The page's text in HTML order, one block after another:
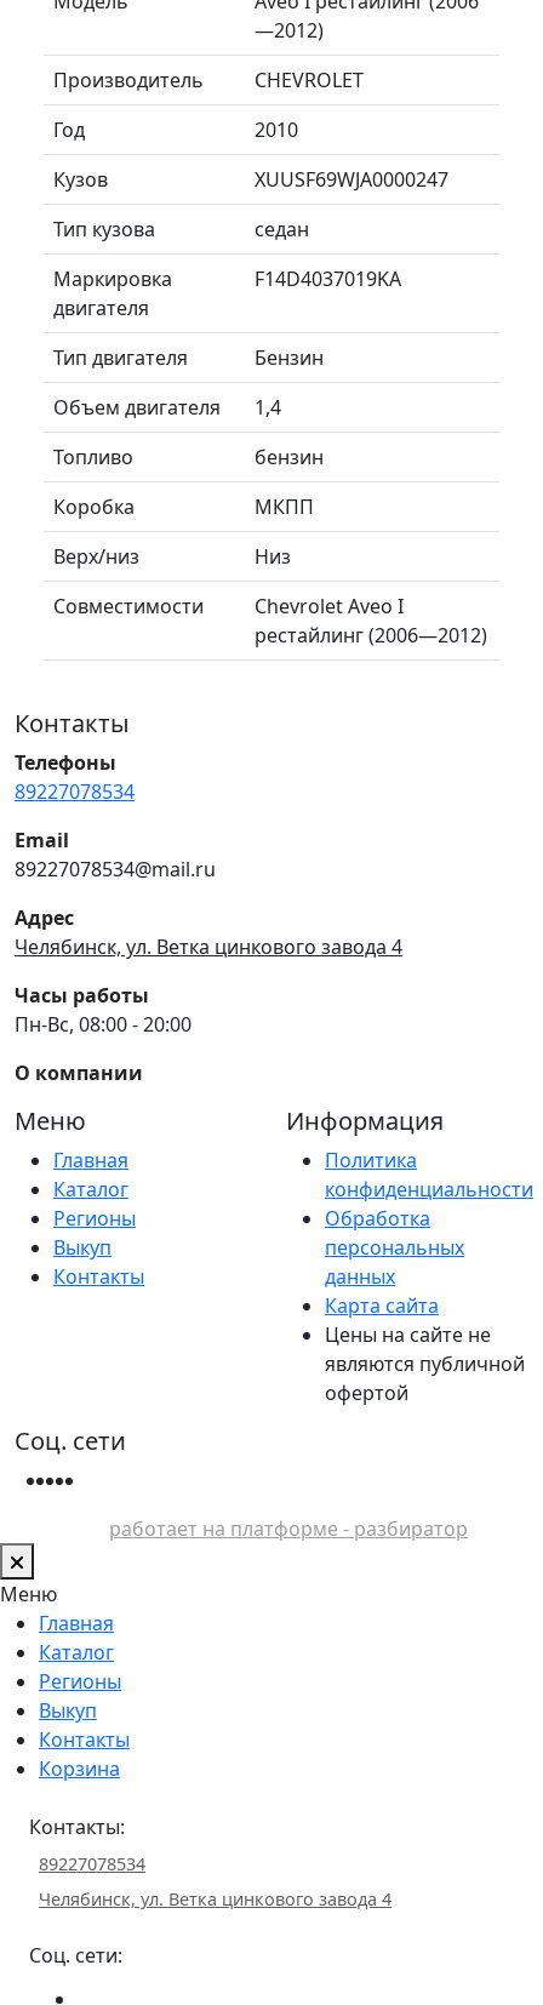
—2012)
Производитель
CHEVROLET
Год
2010
Кузов
XUUSF69WJA0000247
Тип кузова
седан
Маркировка
двигателя
F14D4037019KA
Тип двигателя
Бензин
Объем двигателя
1,4
Топливо
бензин
Коробка
МКПП
Верх/низ
Низ
Совместимости
Chevrolet Aveo I
рестайлинг (2006—2012)
Контакты
Телефоны
89227078534
Email
89227078534@mail.ru
Адрес
Челябинск, ул. Ветка цинкового завода 4
Часы работы
Пн-Вс, 08:00 - 20:00
О компании
Меню
Главная
Каталог
Регионы
Выкуп
Контакты
Информация
Политика
конфиденциальности
Обработка
персональных
данных
Карта сайта
Цены на сайте не
являются публичной
офертой
Соц. сети
работает на платформе - разбиратор
Меню
Главная
Каталог
Регионы
Выкуп
Контакты
Корзина
Контакты:
89227078534
Челябинск, ул. Ветка цинкового завода 4
Соц. сети: